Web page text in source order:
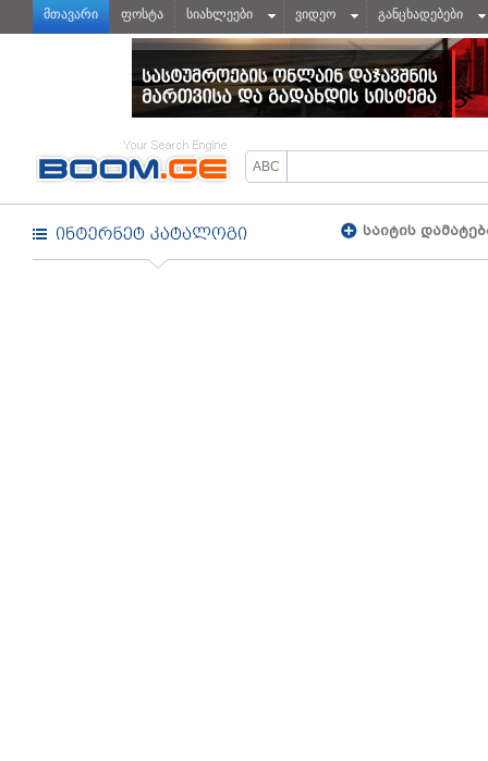
მთავარი ფოსტა სიახლეები ვიდეო განცხადებები
საიტის